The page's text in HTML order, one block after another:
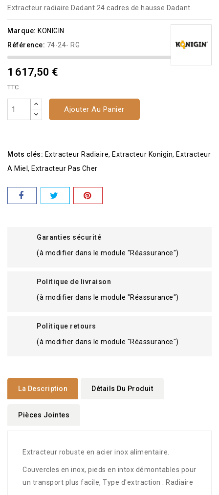
Extracteur radiaire Dadant 24 cadres de hausse Dadant.
Marque: KONIGIN
Référence: 74-24- RG
1 617,50 €
TTC
Ajouter Au Panier
Mots clés: Extracteur Radiaire Extracteur Konigin
Extracteur
A Miel
Extracteur Pas Cher
Garanties sécurité
(à modifier dans le module "Réassurance")
Politique de livraison
(à modifier dans le module "Réassurance")
Politique retours
(à modifier dans le module "Réassurance")
La Description Détails Du Produit
Pièces Jointes
Extracteur robuste en acier inox alimentaire.
Couvercles en inox, pieds en intox démontables pour
un transport plus facile, Type d'extraction : Radiaire